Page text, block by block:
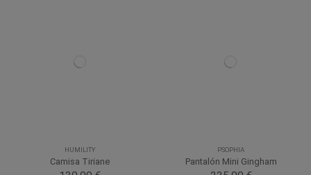
HUMILITY
Camisa Tiriane
PSOPHIA
Pantalón Mini Gingham